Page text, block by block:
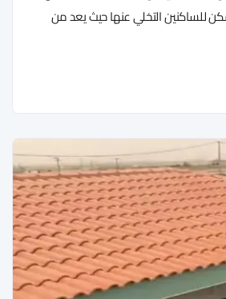
للساكنين التخلي عنها حيث يعد من